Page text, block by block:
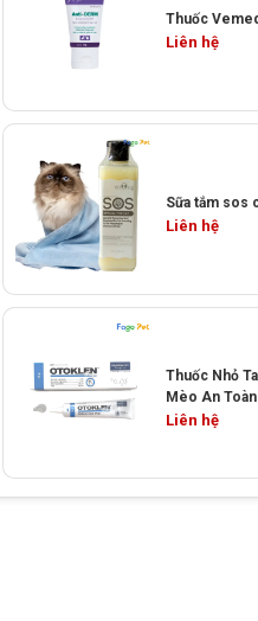
Thuốc
Liên hệ
Sữa tắm sos
Liên hệ
Thuốc Nhỏ
Mèo An
Liên hệ